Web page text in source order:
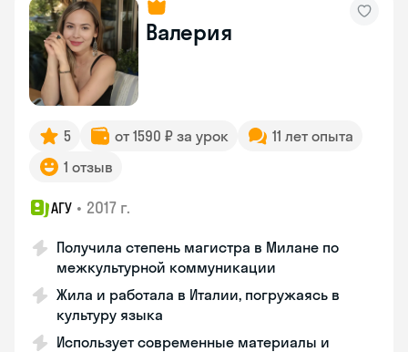
Валерия
5 от 1590 ₽ за урок
11 лет опыта
1 отзыв
АГУ • 2017 г.
Получила степень магистра в Милане по
межкультурной коммуникации
Жила и работала в Италии, погружаясь в
культуру языка
Использует современные материалы и